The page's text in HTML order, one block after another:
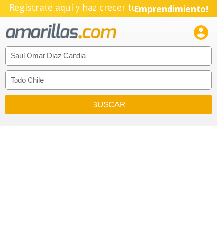
Regístrate aquí y haz crecer tuEmprendimiento!
